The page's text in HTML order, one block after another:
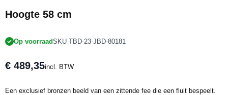
Hoogte 58 cm
Op voorraadSKU TBD-23-JBD-80181
€ 489,35incl. BTW
Een exclusief bronzen beeld van een zittende fee die een fluit bespeelt.